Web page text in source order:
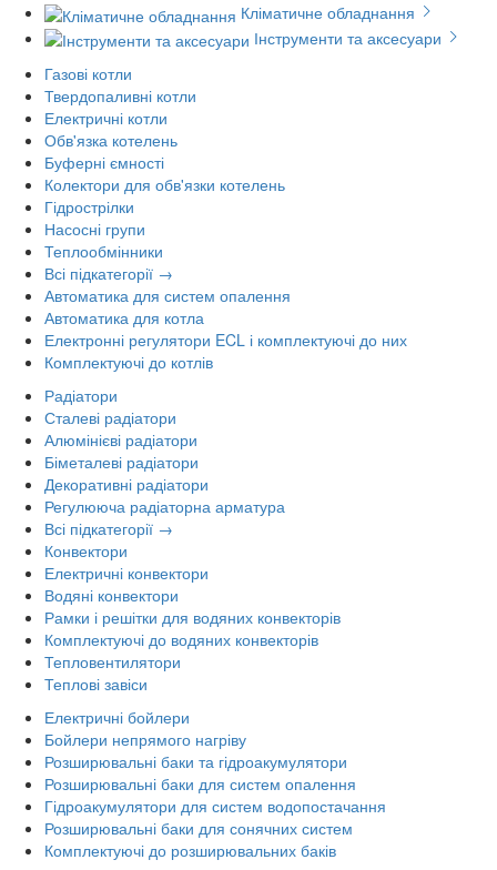
Кліматичне обладнання
Інструменти та аксесуари
Газові котли
Твердопаливні котли
Електричні котли
Обв'язка котелень
Буферні ємності
Колектори для обв'язки котелень
Гідрострілки
Насосні групи
Теплообмінники
Всі підкатегорії →
Автоматика для систем опалення
Автоматика для котла
Електронні регулятори ECL і комплектуючі до них
Комплектуючі до котлів
Радіатори
Сталеві радіатори
Алюмінієві радіатори
Біметалеві радіатори
Декоративні радіатори
Регулююча радіаторна арматура
Всі підкатегорії →
Конвектори
Електричні конвектори
Водяні конвектори
Рамки і решітки для водяних конвекторів
Комплектуючі до водяних конвекторів
Тепловентилятори
Теплові завіси
Електричні бойлери
Бойлери непрямого нагріву
Розширювальні баки та гідроакумулятори
Розширювальні баки для систем опалення
Гідроакумулятори для систем водопостачання
Розширювальні баки для сонячних систем
Комплектуючі до розширювальних баків